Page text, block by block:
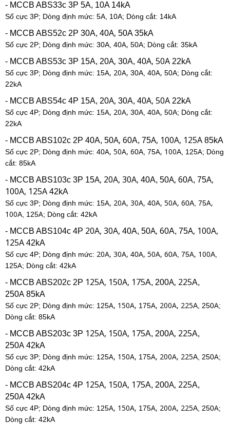
- MCCB ABS33c 3P 5A, 10A 14kA
Số cực 3P; Dòng định mức: 5A, 10A; Dòng cắt: 14kA
- MCCB ABS52c 2P 30A, 40A, 50A 35kA
Số cực 2P; Dòng định mức: 30A, 40A, 50A; Dòng cắt: 35kA
- MCCB ABS53c 3P 15A, 20A, 30A, 40A, 50A 22kA
Số cực 3P; Dòng định mức: 15A, 20A, 30A, 40A, 50A; Dòng cắt:
22kA
- MCCB ABS54c 4P 15A, 20A, 30A, 40A, 50A 22kA
Số cực 4P; Dòng định mức: 15A, 20A, 30A, 40A, 50A; Dòng cắt:
22kA
- MCCB ABS102c 2P 40A, 50A, 60A, 75A, 100A, 125A 85kA
Số cực 2P; Dòng định mức: 40A, 50A, 60A, 75A, 100A, 125A; Dòng
cắt: 85kA
- MCCB ABS103c 3P 15A, 20A, 30A, 40A, 50A, 60A, 75A,
100A, 125A 42kA
Số cực 3P; Dòng định mức: 15A, 20A, 30A, 40A, 50A, 60A, 75A,
100A, 125A; Dòng cắt: 42kA
- MCCB ABS104c 4P 20A, 30A, 40A, 50A, 60A, 75A, 100A,
125A 42kA
Số cực 4P; Dòng định mức: 20A, 30A, 40A, 50A, 60A, 75A, 100A,
125A; Dòng cắt: 42kA
- MCCB ABS202c 2P 125A, 150A, 175A, 200A, 225A,
250A 85kA
Số cực 2P; Dòng định mức: 125A, 150A, 175A, 200A, 225A, 250A;
Dòng cắt: 85kA
- MCCB ABS203c 3P 125A, 150A, 175A, 200A, 225A,
250A 42kA
Số cực 3P; Dòng định mức: 125A, 150A, 175A, 200A, 225A, 250A;
Dòng cắt: 42kA
- MCCB ABS204c 4P 125A, 150A, 175A, 200A, 225A,
250A 42kA
Số cực 4P; Dòng định mức: 125A, 150A, 175A, 200A, 225A, 250A;
Dòng cắt: 42kA